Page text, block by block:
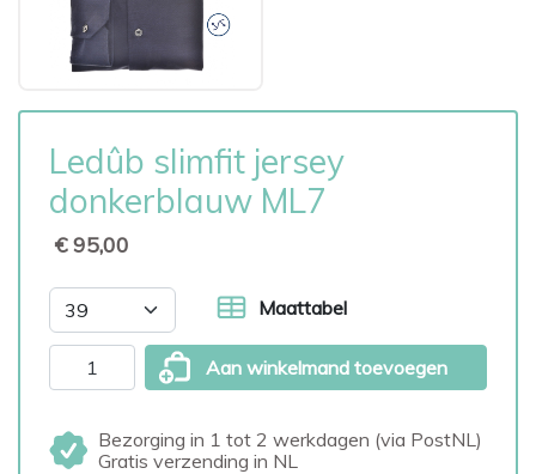
Ledûb slimfit jersey
donkerblauw ML7
€ 95,00
Maattabel
Aan winkelmand toevoegen
Bezorging in 1 tot 2 werkdagen (via PostNL)
Gratis verzending in NL